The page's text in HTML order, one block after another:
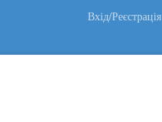
Вхід/Реєстрація